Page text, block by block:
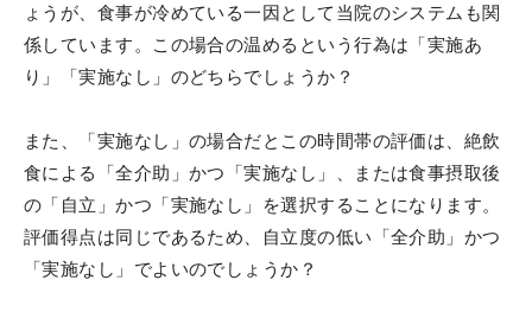
ょうが、食事が冷めている一因として当院のシステムも関
係しています。この場合の温めるという行為は「実施あ
り」「実施なし」のどちらでしょうか？
また、「実施なし」の場合だとこの時間帯の評価は、絶飲
食による「全介助」かつ「実施なし」、または食事摂取後
の「自立」かつ「実施なし」を選択することになります。
評価得点は同じであるため、自立度の低い「全介助」かつ
「実施なし」でよいのでしょうか？